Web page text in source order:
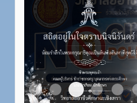
Item 1 Item 2Item 3Item 4